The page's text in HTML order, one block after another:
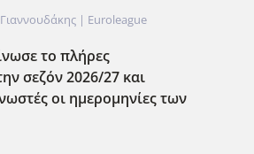
| Euroleague
το πλήρες
σεζόν 2026/27 και
οι ημερομηνίες των